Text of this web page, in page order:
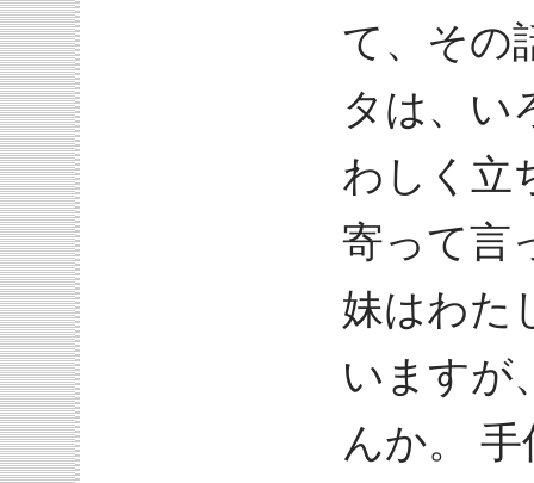
て、その
タは、い
わしく立
寄って言
妹はわた
いますが
んか。